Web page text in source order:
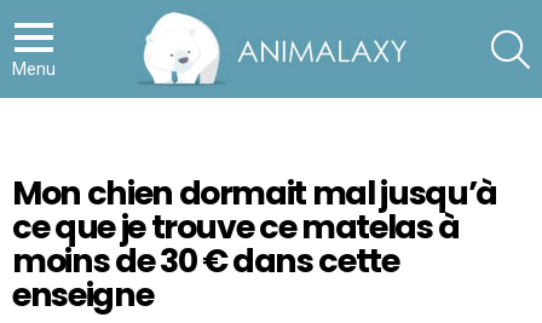
Menu
Mon chien dormait mal jusqu’à
ce que je trouve ce matelas à
moins de 30 € dans cette
enseigne